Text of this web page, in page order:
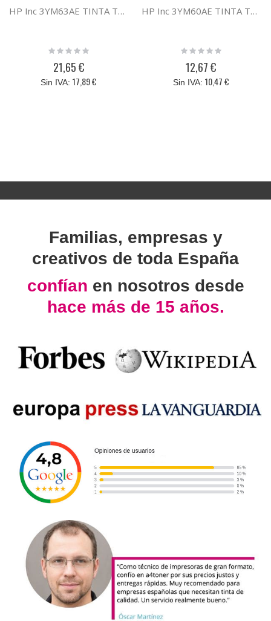
HP Inc 3YM63AE TINTA TRICOLOR HP 305XL
Rating:
21,65 €
17,89 €
HP Inc 3YM60AE TINTA TRICOLOR HP 305
Rating:
12,67 €
10,47 €
Familias, empresas y
creativos de toda España
confían en nosotros desde
hace más de 15 años.